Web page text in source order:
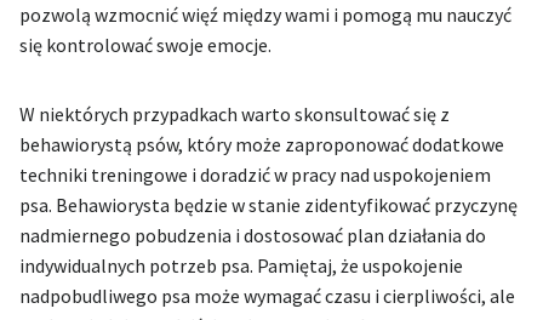
pozwolą wzmocnić więź między wami i pomogą mu nauczyć
się kontrolować swoje emocje.
W niektórych przypadkach warto skonsultować się z
behawiorystą psów, który może zaproponować dodatkowe
techniki treningowe i doradzić w pracy nad uspokojeniem
psa. Behawiorysta będzie w stanie zidentyfikować przyczynę
nadmiernego pobudzenia i dostosować plan działania do
indywidualnych potrzeb psa. Pamiętaj, że uspokojenie
nadpobudliwego psa może wymagać czasu i cierpliwości, ale